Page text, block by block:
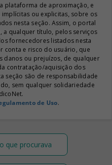
plataforma de aproximação, e
ou explicitas, sobre os
nesta seção. Assim, o portal
a qualquer título, pelos serviços
fornecedores listados nesta
conta e risco do usuário, que
danos ou prejuízos, de qualquer
contratação/aquisição dos
seção são de responsabilidade
sem qualquer solidariedade
de Uso.
que procurava